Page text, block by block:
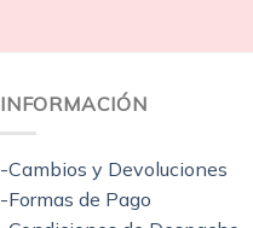
INFORMACIÓN
-Cambios y Devoluciones
-Formas de Pago